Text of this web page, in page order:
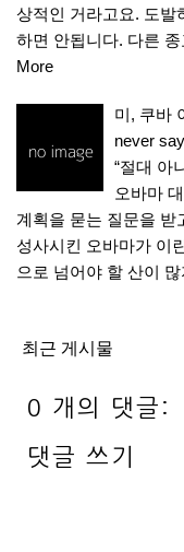
상적인 거라고요. 도발
하면 안됩니다. 다른
More
미, 쿠바
never
“절대 아
오바마
계획을 묻는 질문을 받
성사시킨 오바마가 이
으로 넘어야 할 산이
최근 게시물
0 개의 댓글:
댓글 쓰기